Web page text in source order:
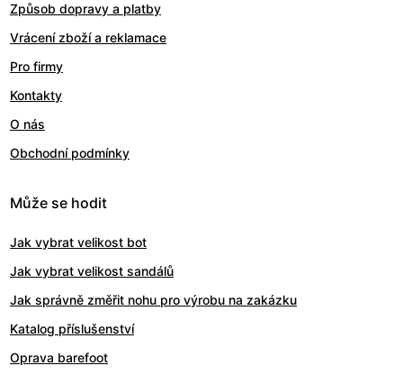
Způsob dopravy a platby
Vrácení zboží a reklamace
Pro firmy
Kontakty
O nás
Obchodní podmínky
Může se hodit
Jak vybrat velikost bot
Jak vybrat velikost sandálů
Jak správně změřit nohu pro výrobu na zakázku
Katalog příslušenství
Oprava barefoot